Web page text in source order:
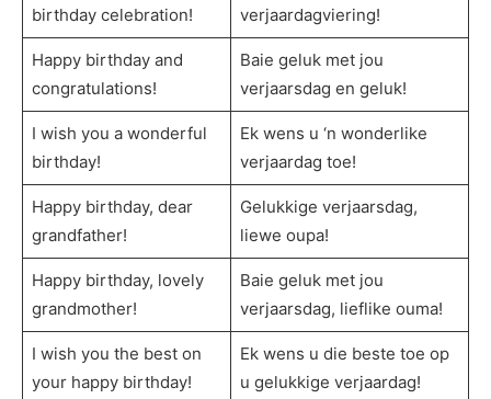
birthday celebration!
verjaardagviering!
Happy birthday and
congratulations!
Baie geluk met jou
verjaarsdag en geluk!
I wish you a wonderful
birthday!
Ek wens u ‘n wonderlike
verjaardag toe!
Happy birthday, dear
grandfather!
Gelukkige verjaarsdag,
liewe oupa!
Happy birthday, lovely
grandmother!
Baie geluk met jou
verjaarsdag, lieflike ouma!
I wish you the best on
your happy birthday!
Ek wens u die beste toe op
u gelukkige verjaardag!